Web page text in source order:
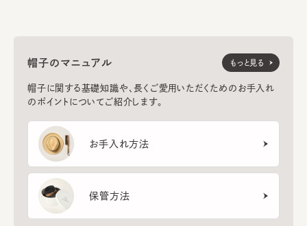
帽子のマニュアル
帽子に関する基礎知識や、長くご愛用いただくためのお手入れ
のポイントについてご紹介します。
お手入れ方法
保管方法
もっと見る